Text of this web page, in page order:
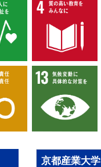
京都産業大学